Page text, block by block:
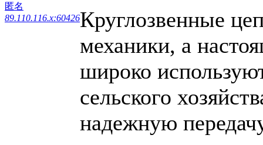
匿名
89.110.116.x:60426Круглозвенные
механики, а
широко
сельского
надежную